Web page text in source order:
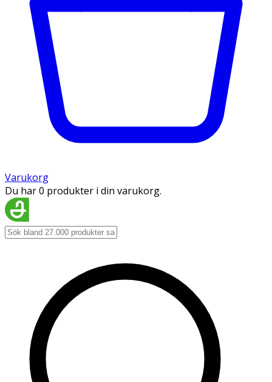
Varukorg
Du har 0 produkter i din varukorg.